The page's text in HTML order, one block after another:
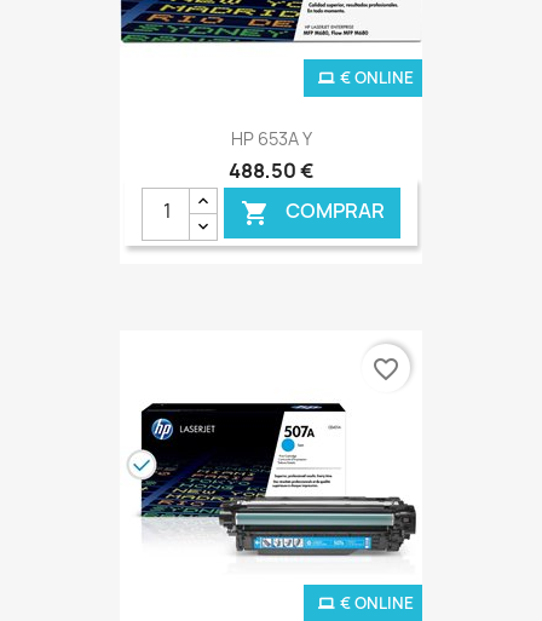
HP 653A Y
488,50 €
 COMPRAR
€ ONLINE
€ ONLINE
favorite_border